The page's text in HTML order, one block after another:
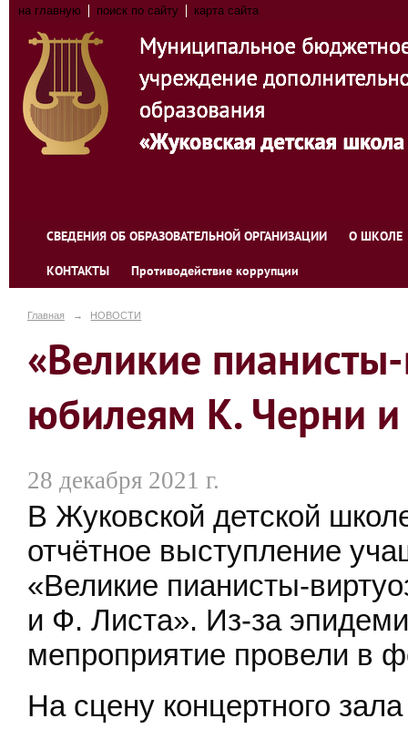
на главную поиск по сайту карта сайта
СВЕДЕНИЯ ОБ ОБРАЗОВАТЕЛЬНОЙ ОРГАНИЗАЦИИ О ШКОЛЕ
КОНТАКТЫ Противодействие коррупции
Главная → НОВОСТИ
«Великие
юбилеям К. Черни
28 декабря 2021 г.
В Жуковской детской
отчётное выступление
«Великие пианисты-
и Ф. Листа». Из-за
мепроприятие провели в
На сцену концертного